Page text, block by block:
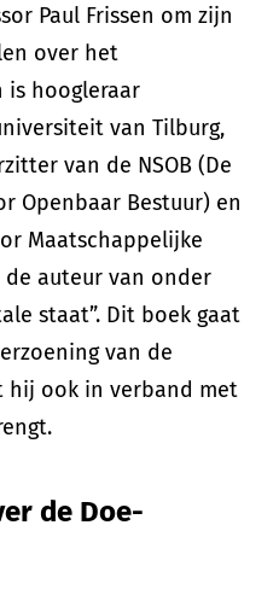
Paul Frissen om zijn
over het
is hoogleraar
van Tilburg,
van de NSOB (De
Openbaar Bestuur) en
Maatschappelijke
de auteur van onder
staat”. Dit boek gaat
van de
hij ook in verband met
de Doe-